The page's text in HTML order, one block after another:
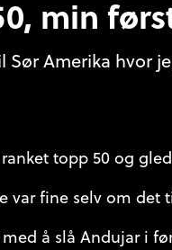
min
Amerika hvor
ranket topp 50 og
var fine selv om
å slå Andujar i